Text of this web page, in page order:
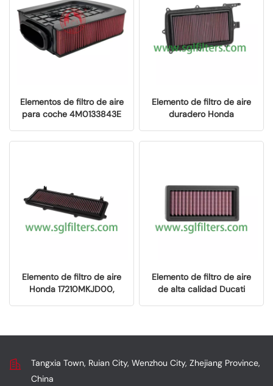
español
한국어
Elementos de filtro de aire
para coche 4M0133843E
2018-2019 Accesorios
Elemento de filtro de aire
duradero Honda
mayor vida útil y potencia
Elemento de filtro de aire
Honda 17210MKJD00,
Elemento de filtro de aire
de alta calidad Ducati
Tangxia Town, Ruian City, Wenzhou City, Zhejiang Province,
China